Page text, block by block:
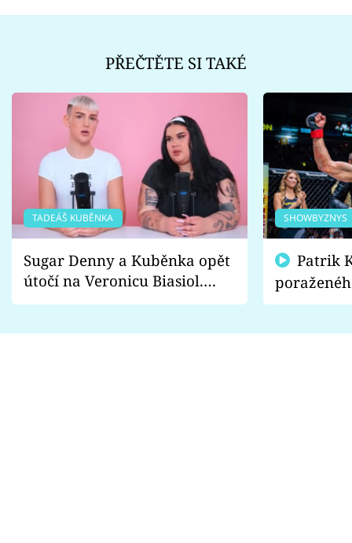
PŘEČTĚTE SI TAKÉ
TADEÁŠ KUBĚNKA
Sugar Denny a Kuběnka opět
útočí na Veronicu Biasiol.
Proč je podle nich falešná a
SHOWBYZNYS
fanoušci